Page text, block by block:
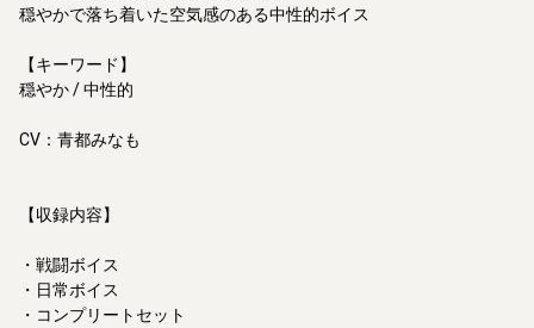
穏やかで落ち着いた空気感のある中性的ボイス
【キーワード】
穏やか / 中性的
CV：青都みなも
【収録内容】
・戦闘ボイス
・日常ボイス
・コンプリートセット